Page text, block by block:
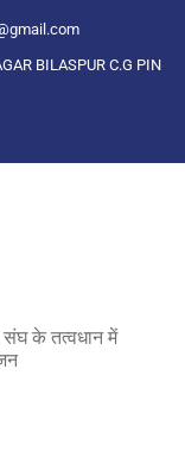
BILASPUR C.G PIN
संघ के तत्वधान में